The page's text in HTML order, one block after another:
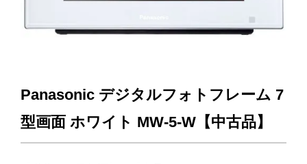
Panasonic デジタルフォトフレーム 7
型画面 ホワイト MW-5-W【中古品】